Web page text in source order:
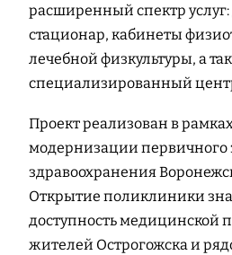
расширенный спектр
стационар, кабинеты
лечебной физкультуры, а
специализированный
Проект реализован в
модернизации первичного
здравоохранения
Открытие поликлиники
доступность
жителей Острогожска и